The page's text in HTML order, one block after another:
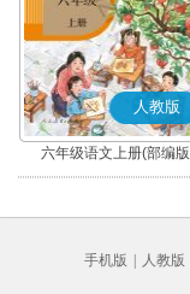
人教版
六年级语文上册(部编
手机版 人教版